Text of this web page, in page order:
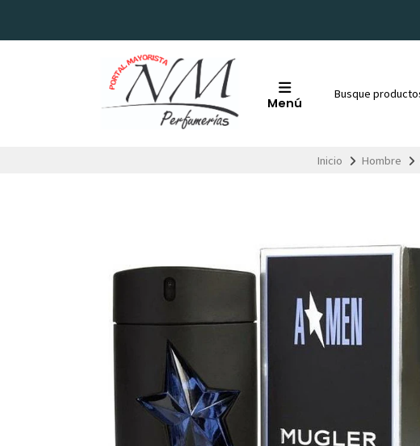
Menú
Inicio Hombre